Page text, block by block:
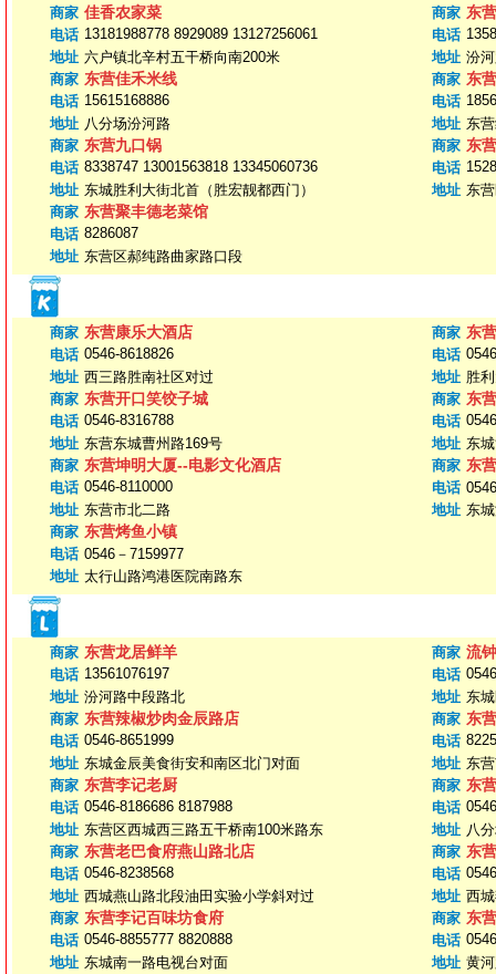
商家 佳香农家菜
电话 13181988778 8929089 13127256061
地址 六户镇北辛村五干桥向南200米
商家 东
电话
地址 汾
商家 东营佳禾米线
电话 15615168886
地址 八分场汾河路
商家 东
电话
地址 东
商家 东营九口锅
电话 8338747 13001563818 13345060736
地址 东城胜利大街北首（胜宏靓都西门）
商家 东
电话
地址 东
商家 东营聚丰德老菜馆
电话 8286087
地址 东营区郝纯路曲家路口段
商家 东营康乐大酒店
电话 0546-8618826
地址 西三路胜南社区对过
商家 东
电话
地址 胜
商家 东营开口笑饺子城
电话 0546-8316788
地址 东营东城曹州路169号
商家 东
电话
地址 东
商家 东营坤明大厦--电影文化酒店
电话 0546-8110000
地址 东营市北二路
商家 东
电话
地址 东
商家 东营烤鱼小镇
电话 0546－7159977
地址 太行山路鸿港医院南路东
商家 东营龙居鲜羊
电话 13561076197
地址 汾河路中段路北
商家 流
电话
地址 东
商家 东营辣椒炒肉金辰路店
电话 0546-8651999
地址 东城金辰美食街安和南区北门对面
商家 东
电话
地址 东
商家 东营李记老厨
电话 0546-8186686 8187988
地址 东营区西城西三路五干桥南100米路东
商家 东
电话
地址 八
商家 东营老巴食府燕山路北店
电话 0546-8238568
地址 西城燕山路北段油田实验小学斜对过
商家 东
电话
地址 西
商家 东营李记百味坊食府
电话 0546-8855777 8820888
地址 东城南一路电视台对面
商家 东
电话
地址 黄